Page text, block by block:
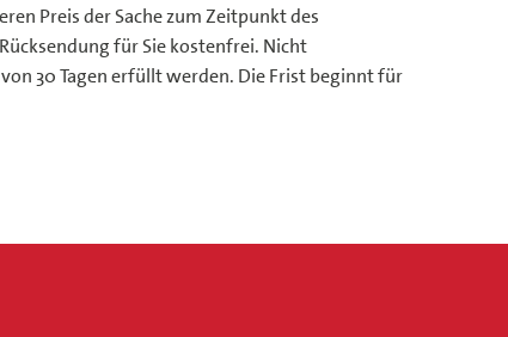
Preis der Sache zum Zeitpunkt des
für Sie kostenfrei. Nicht
30 Tagen erfüllt werden. Die Frist beginnt für